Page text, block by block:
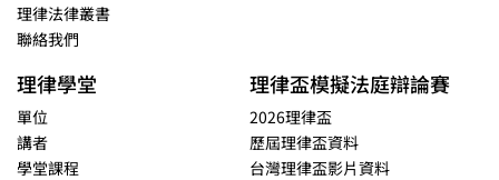
理律法律叢書
聯絡我們
理律學堂
單位
講者
學堂課程
理律盃模擬法庭辯論賽
2026理律盃
歷屆理律盃資料
台灣理律盃影片資料